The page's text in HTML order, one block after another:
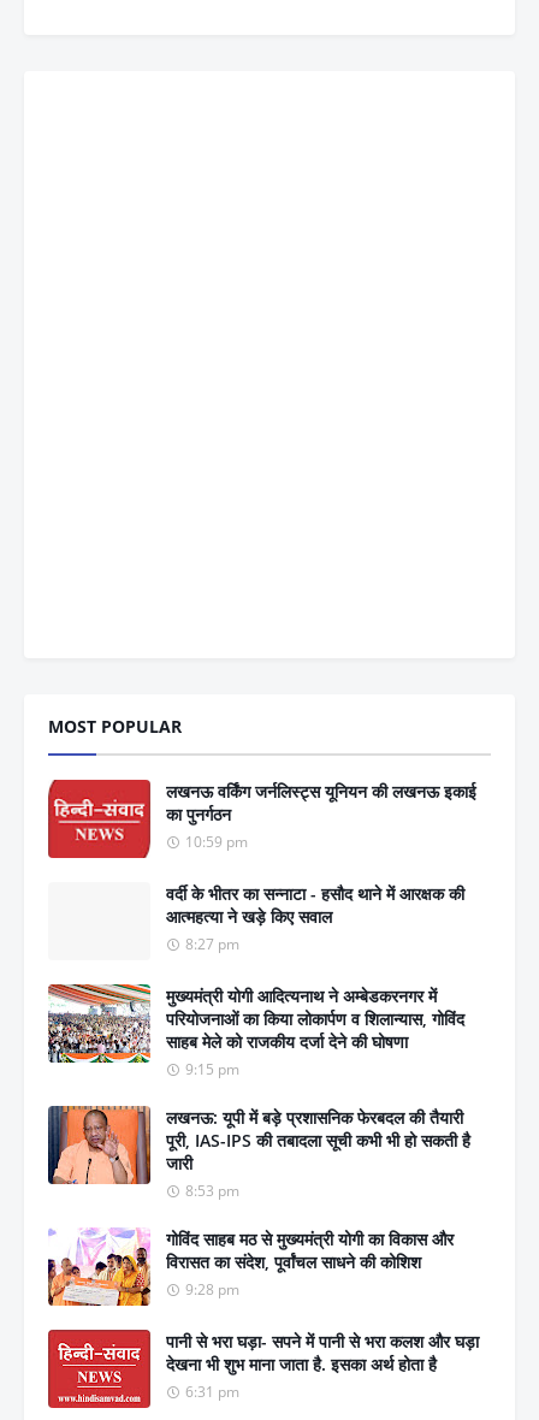
MOST POPULAR
लखनऊ वर्किंग जर्नलिस्ट्स यूनियन की लखनऊ इकाई
का पुनर्गठन
10:59 pm
वर्दी के भीतर का सन्नाटा - हसौद थाने में आरक्षक की
आत्महत्या ने खड़े किए सवाल
8:27 pm
मुख्यमंत्री योगी आदित्यनाथ ने अम्बेडकरनगर में
परियोजनाओं का किया लोकार्पण व शिलान्यास, गोविंद
साहब मेले को राजकीय दर्जा देने की घोषणा
9:15 pm
लखनऊ: यूपी में बड़े प्रशासनिक फेरबदल की तैयारी
पूरी, IAS-IPS की तबादला सूची कभी भी हो सकती है
जारी
8:53 pm
गोविंद साहब मठ से मुख्यमंत्री योगी का विकास और
विरासत का संदेश, पूर्वांचल साधने की कोशिश
9:28 pm
पानी से भरा घड़ा- सपने में पानी से भरा कलश और घड़ा
देखना भी शुभ माना जाता है. इसका अर्थ होता है
6:31 pm